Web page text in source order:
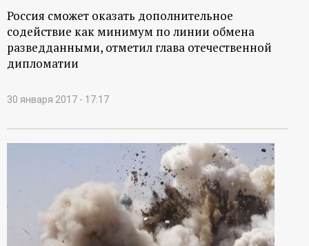
Россия сможет оказать дополнительное
содействие как минимум по линии обмена
разведданными, отметил глава отечественной
дипломатии
30 января 2017 - 17:17